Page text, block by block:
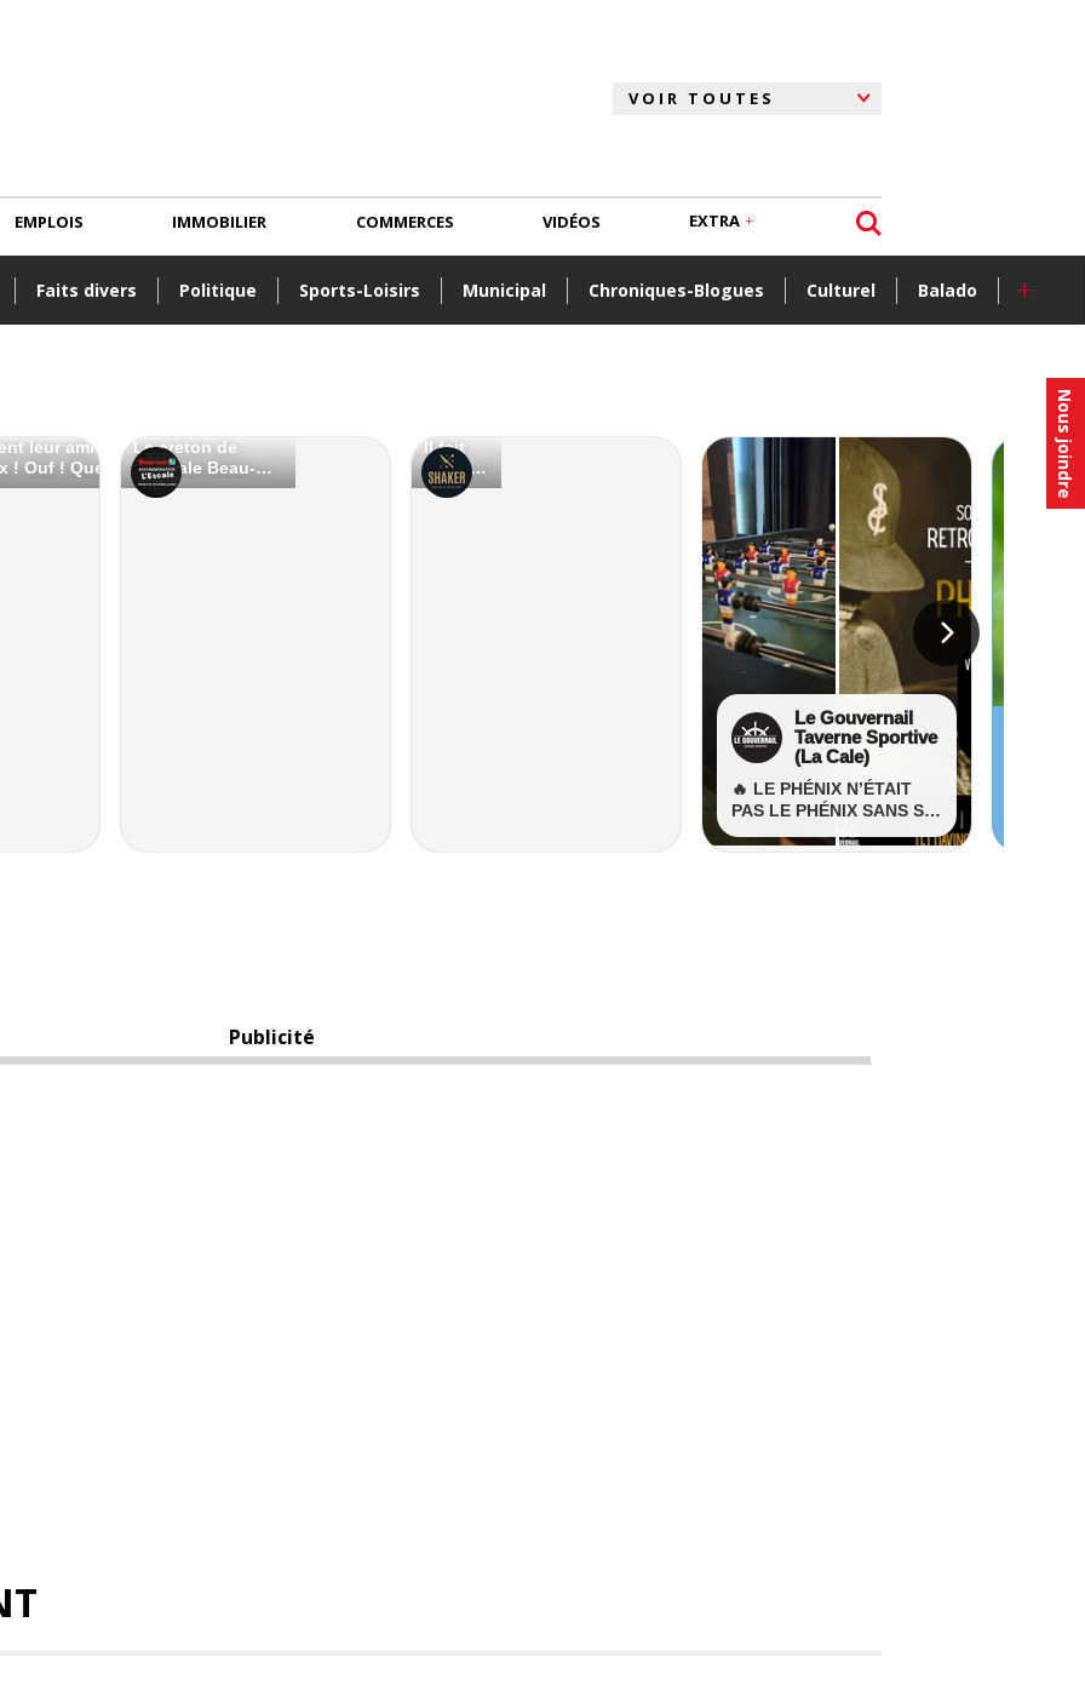
Nous joindre
Faits divers Politique Sports-Loisirs Municipal Chroniques-Blogues Culturel Balado +
EMPLOIS IMMOBILIER COMMERCES VIDÉOS EXTRA
Publicité